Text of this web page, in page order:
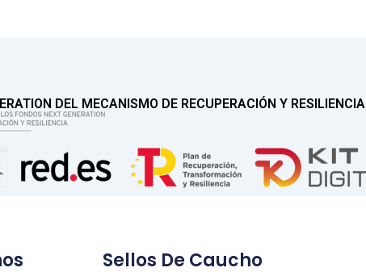
DEL MECANISMO DE RECUPERACIÓN Y RESILIENCIA
Sellos De Caucho